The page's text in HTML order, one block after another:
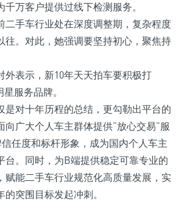
万客户提供过线下检测服务。
二手车行业处在深度调整期，复杂程度
往。对此，她强调要坚持初心，聚焦持
外表示，新10年天天拍车要积极打
服务品牌。
是对十年历程的总结，更勾勒出平台的
向广大个人车主群体提供“放心交易”服
任度和标杆形象，成为国内个人车主
台。同时，为B端提供稳定可靠专业的
赋能二手车行业规范化高质量发展，实
突围目标发起冲刺。